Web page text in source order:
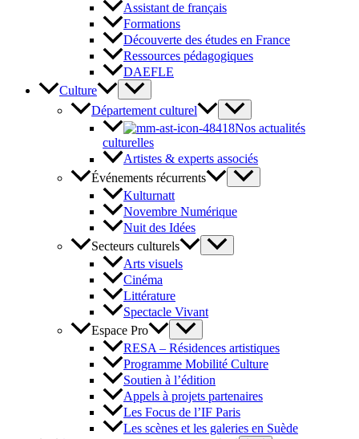
Assistant de français
Formations
Découverte des études en France
Ressources pédagogiques
DAEFLE
Culture
Département culturel
Nos actualités
culturelles
Artistes & experts associés
Événements récurrents
Kulturnatt
Novembre Numérique
Nuit des Idées
Secteurs culturels
Arts visuels
Cinéma
Littérature
Spectacle Vivant
Espace Pro
RESA – Résidences artistiques
Programme Mobilité Culture
Soutien à l’édition
Appels à projets partenaires
Les Focus de l’IF Paris
Les scènes et les galeries en Suède